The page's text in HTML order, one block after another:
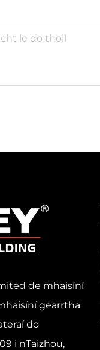
de mhaisíní
gearrtha
do
i nTaizhou,